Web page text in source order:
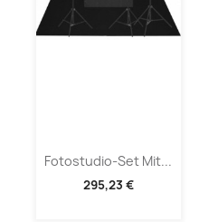
Fotostudio-Set Mit...
295,23 €